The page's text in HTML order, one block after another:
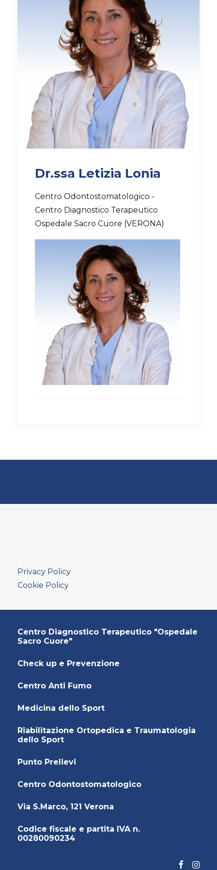
PUNTO PRELIEVI
Dr.ssa Letizia Lonia
Centro Odontostomatologico -
Centro Diagnostico Terapeutico
Ospedale Sacro Cuore (VERONA)
Privacy Policy
Cookie Policy
Centro Diagnostico Terapeutico "Ospedale
Sacro Cuore"
Check up e Prevenzione
Centro Anti Fumo
Medicina dello Sport
Riabilitazione Ortopedica e Traumatologia
dello Sport
Punto Prelievi
Centro Odontostomatologico
Via S.Marco, 121 Verona
Codice fiscale e partita IVA n.
00280090234